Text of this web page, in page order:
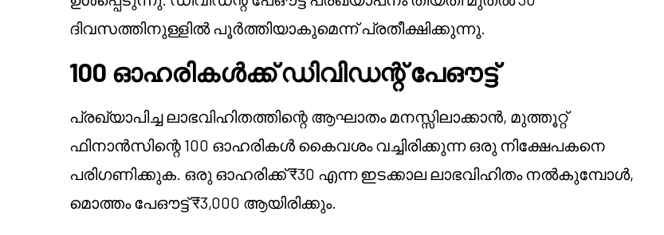
ദിവസത്തിനുള്ളിൽ പൂർത്തിയാകുമെന്ന് പ്രതീക്ഷിക്കുന്നു.
100 ഓഹരികൾക്ക് ഡിവിഡന്റ് പേഔട്ട്
പ്രഖ്യാപിച്ച ലാഭവിഹിതത്തിന്റെ ആഘാതം മനസ്സിലാക്കാൻ, മുത്തൂറ്റ്
ഫിനാൻസിന്റെ 100 ഓഹരികൾ കൈവശം വച്ചിരിക്കുന്ന ഒരു നിക്ഷേപകനെ
പരിഗണിക്കുക. ഒരു ഓഹരിക്ക് ₹30 എന്ന ഇടക്കാല ലാഭവിഹിതം നൽകുമ്പോൾ,
മൊത്തം പേഔട്ട് ₹3,000 ആയിരിക്കും.